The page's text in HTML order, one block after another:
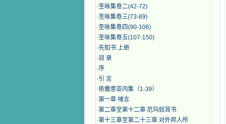
·圣咏集卷二(42-72)
·圣咏集卷三(73-89)
·圣咏集卷四(90-106)
·圣咏集卷五(107-150)
·先知书 上册
· 目 录
·序
·引 言
·​依撒意亚内集（1-39）
·第一章 绪言
·第二章至第十二章 厄玛奴耳书
·第十三章至第二十三章 对外邦人所